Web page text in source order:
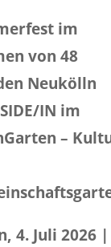
im
von 48
Neukölln
IN im
–
4. Juli 2026 |